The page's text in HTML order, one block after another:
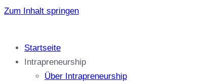
Zum Inhalt springen
Startseite
Intrapreneurship
Über Intrapreneurship